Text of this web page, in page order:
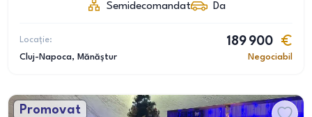
Semidecomandat
Da
Locație:
Cluj-Napoca, Mănăștur
189 900
Negociabil
Promovat